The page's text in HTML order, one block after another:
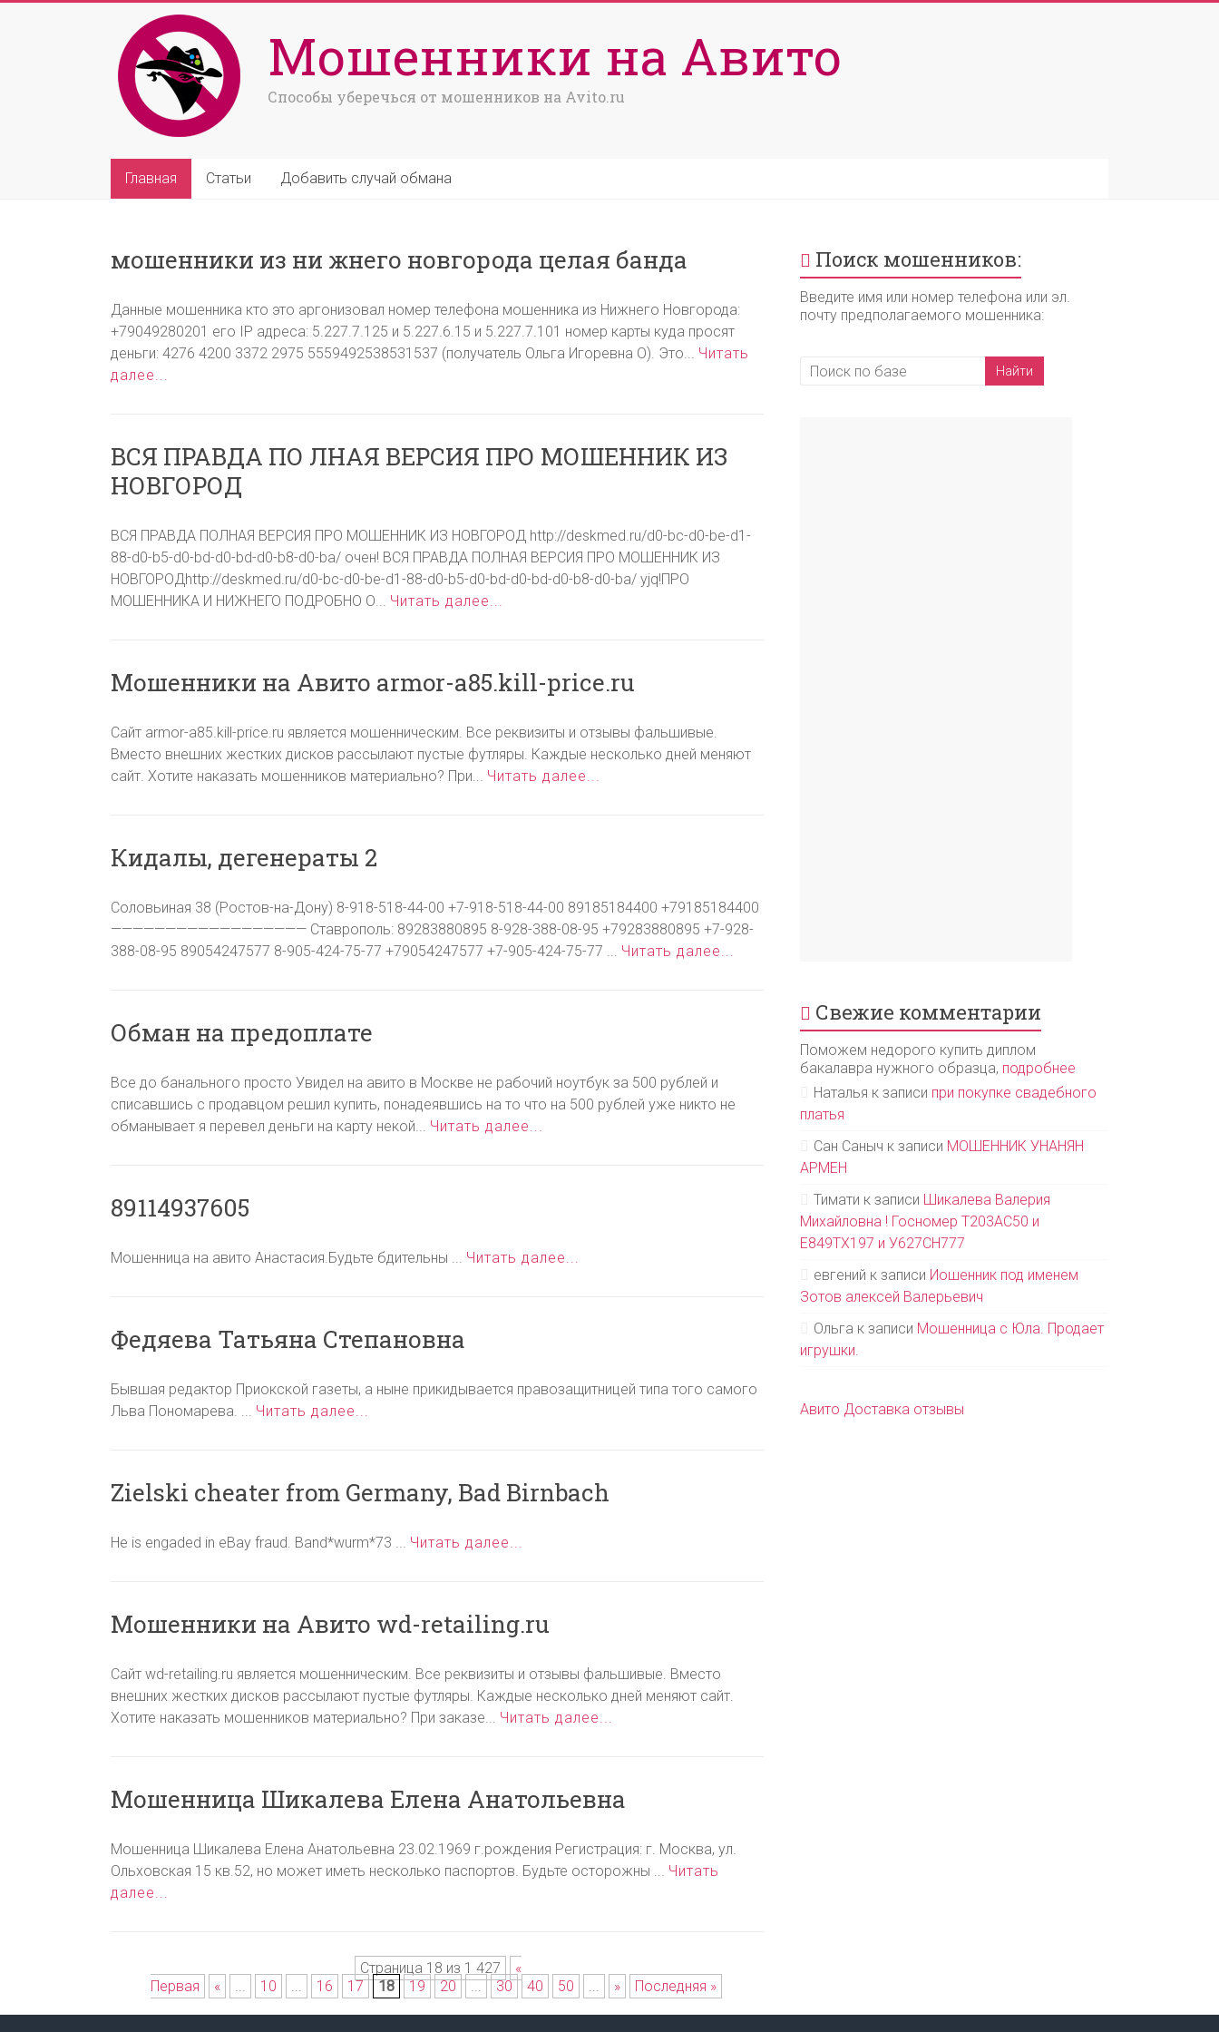
Мошенники на Авито
Способы уберечься от мошенников на Avito.ru
Главная Статьи Добавить случай обмана
мошенники из ни жнего новгорода целая банда
Данные мошенника кто это аргонизовал номер телефона мошенника из Нижнего Новгорода:
+79049280201 его IP адреса: 5.227.7.125 и 5.227.6.15 и 5.227.7.101 номер карты куда просят
деньги: 4276 4200 3372 2975 5559492538531537 (получатель Ольга Игоревна О). Это... Читать
далее...
ВСЯ ПРАВДА ПО ЛНАЯ ВЕРСИЯ ПРО МОШЕННИК ИЗ
НОВГОРОД
ВСЯ ПРАВДА ПОЛНАЯ ВЕРСИЯ ПРО МОШЕННИК ИЗ НОВГОРОД http://deskmed.ru/d0-bc-d0-be-d1-
88-d0-b5-d0-bd-d0-bd-d0-b8-d0-ba/ очен! ВСЯ ПРАВДА ПОЛНАЯ ВЕРСИЯ ПРО МОШЕННИК ИЗ
НОВГОРОДhttp://deskmed.ru/d0-bc-d0-be-d1-88-d0-b5-d0-bd-d0-bd-d0-b8-d0-ba/ yjq!ПРО
МОШЕННИКА И НИЖНЕГО ПОДРОБНО О... Читать далее...
Мошенники на Авито armor-a85.kill-price.ru
Сайт armor-a85.kill-price.ru является мошенническим. Все реквизиты и отзывы фальшивые.
Вместо внешних жестких дисков рассылают пустые футляры. Каждые несколько дней меняют
сайт. Хотите наказать мошенников материально? При... Читать далее...
Кидалы, дегенераты 2
Соловьиная 38 (Ростов-на-Дону) 8-918-518-44-00 +7-918-518-44-00 89185184400 +79185184400
—————————————————— Ставрополь: 89283880895 8-928-388-08-95 +79283880895 +7-928-
388-08-95 89054247577 8-905-424-75-77 +79054247577 +7-905-424-75-77 ... Читать далее...
Обман на предоплате
Все до банального просто Увидел на авито в Москве не рабочий ноутбук за 500 рублей и
списавшись с продавцом решил купить, понадеявшись на то что на 500 рублей уже никто не
обманывает я перевел деньги на карту некой... Читать далее...
89114937605
Мошенница на авито Анастасия.Будьте бдительны ... Читать далее...
Федяева Татьяна Степановна
Бывшая редактор Приокской газеты, а ныне прикидывается правозащитницей типа того самого
Льва Пономарева. ... Читать далее...
Zielski cheater from Germany, Bad Birnbach
He is engaded in eBay fraud. Band*wurm*73 ... Читать далее...
Мошенники на Авито wd-retailing.ru
Сайт wd-retailing.ru является мошенническим. Все реквизиты и отзывы фальшивые. Вместо
внешних жестких дисков рассылают пустые футляры. Каждые несколько дней меняют сайт.
Хотите наказать мошенников материально? При заказе... Читать далее...
Мошенница Шикалева Елена Анатольевна
Мошенница Шикалева Елена Анатольевна 23.02.1969 г.рождения Регистрация: г. Москва, ул.
Ольховская 15 кв.52, но может иметь несколько паспортов. Будьте осторожны ... Читать
далее...
Страница 18 из 1 427
«
Первая
« ... 10 ... 16 17 18 19 20 ... 30 40 50 ... » Последняя »
Поиск мошенников:
Введите имя или номер телефона или эл.
почту предполагаемого мошенника:
Свежие комментарии
Поможем недорого купить диплом
бакалавра нужного образца, подробнее
Наталья к записи при покупке свадебного
платья
Сан Саныч к записи МОШЕННИК УНАНЯН
АРМЕН
Тимати к записи Шикалева Валерия
Михайловна ! Госномер Т203АС50 и
Е849ТХ197 и У627СН777
евгений к записи Иошенник под именем
Зотов алексей Валерьевич
Ольга к записи Мошенница с Юла. Продает
игрушки.
Авито Доставка отзывы